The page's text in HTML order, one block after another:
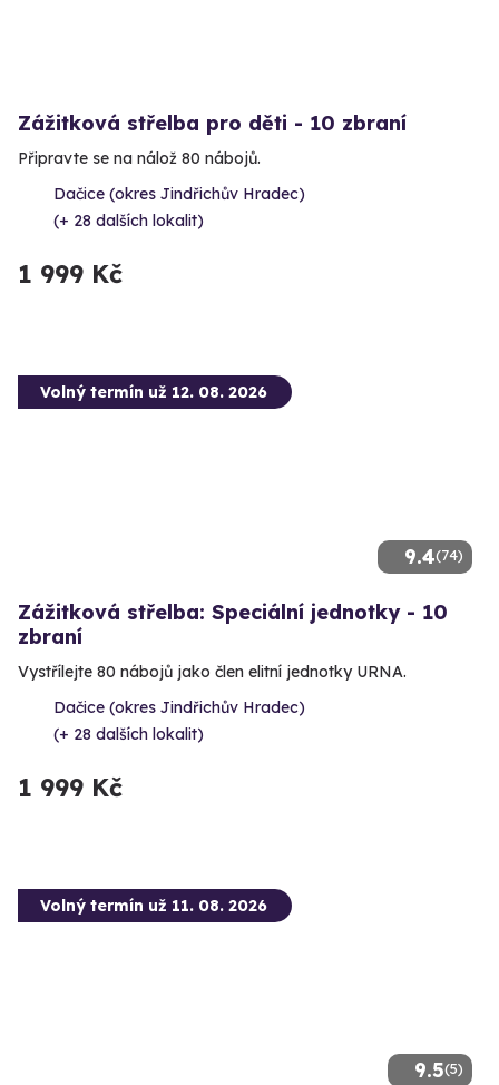
Zážitková střelba pro děti - 10 zbraní
Připravte se na nálož 80 nábojů.
Dačice (okres Jindřichův Hradec)
(+ 28 dalších lokalit)
1 999 Kč
9.4(74)
Volný termín už 12. 08. 2026
Zážitková střelba: Speciální jednotky - 10
zbraní
Vystřílejte 80 nábojů jako člen elitní jednotky URNA.
Dačice (okres Jindřichův Hradec)
(+ 28 dalších lokalit)
1 999 Kč
9.5(5)
Volný termín už 11. 08. 2026